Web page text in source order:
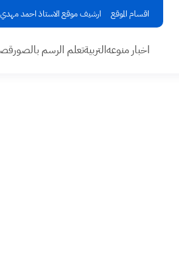
اقسام الموقع ارشيف موقع الاستاذ احمد مهدي
اخبار منوعهالتربيةتعلم الرسم بالصور